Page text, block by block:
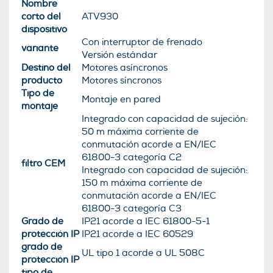
Nombre
corto del
dispositivo
ATV930
variante
Con interruptor de frenado
Versión estándar
Destino del
producto
Motores asíncronos
Motores síncronos
Tipo de
montaje
Montaje en pared
filtro CEM
Integrado con capacidad de sujeción:
50 m máxima corriente de
conmutación acorde a EN/IEC
61800-3 categoría C2
Integrado con capacidad de sujeción:
150 m máxima corriente de
conmutación acorde a EN/IEC
61800-3 categoría C3
Grado de
protección IP
IP21 acorde a IEC 61800-5-1
IP21 acorde a IEC 60529
grado de
protección IP
UL tipo 1 acorde a UL 508C